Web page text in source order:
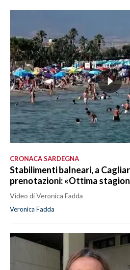
CRONACA SARDEGNA
Stabilimenti balneari, a
prenotazioni: «Ottima
Video di Veronica Fadda
Veronica Fadda